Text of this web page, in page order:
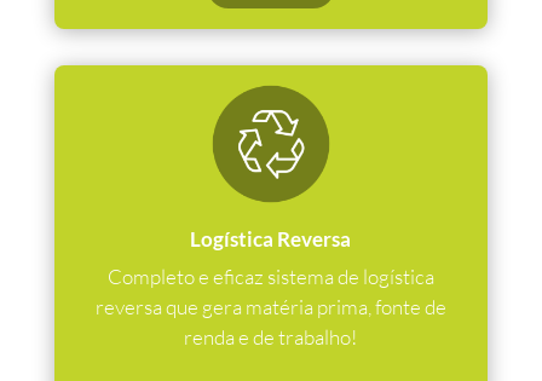
Logística Reversa
Completo e eficaz sistema de logística
reversa que gera matéria prima, fonte de
renda e de trabalho!